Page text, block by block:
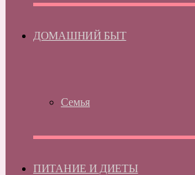
ДОМАШНИЙ БЫТ
Семья
ПИТАНИЕ И ДИЕТЫ